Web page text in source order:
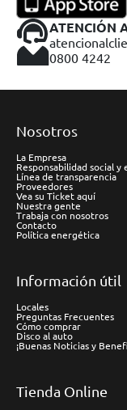
ATENCIÓN
0800 4242
Nosotros
La Empresa
Responsabilidad social y
Línea de transparencia
Proveedores
Vea su Ticket aquí
Nuestra gente
Trabaja con nosotros
Contacto
Política energética
Información útil
Locales
Preguntas Frecuentes
Cómo comprar
Disco al auto
¡Buenas Noticias y
Tienda Online